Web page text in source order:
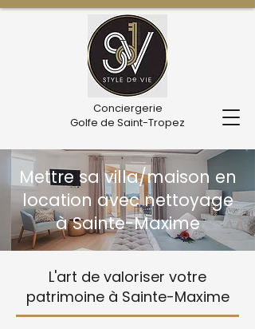
Conciergerie
Golfe de Saint-Tropez
Mettre sa villa/maison en
location avec nettoyage
à Sainte-Maxime
L'art de valoriser votre
patrimoine à Sainte-Maxime